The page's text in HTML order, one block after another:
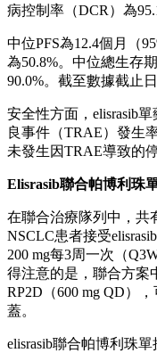
病控制率（DCR）為
中位PFS為12.4個月（
為50.8%。中位總生存
90.0%。截至數據截止
安全性方面，elisrasib
良事件（TRAE）發生
未發生因TRAE導致的
Elisrasib聯合帕博利珠
在聯合治療隊列中，共
NSCLC患者接受
200 mg每3周一次（
得注意的是，聯合方案
RP2D（600 mg QD）
蓋。
elisrasib聯合帕博利珠